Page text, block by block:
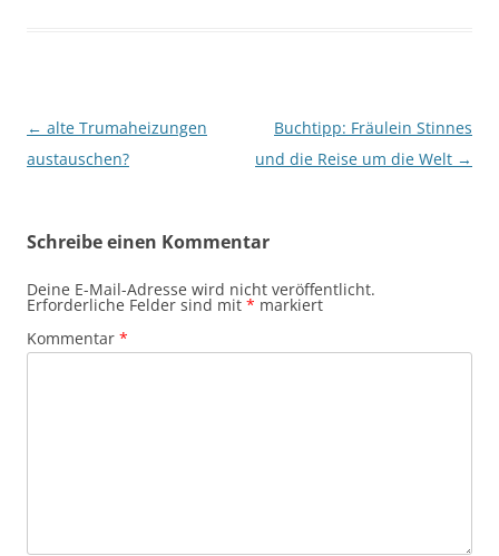
Beitragsnavigation
← alte Trumaheizungen
austauschen?
Buchtipp: Fräulein Stinnes
und die Reise um die Welt →
Schreibe einen Kommentar
Deine E-Mail-Adresse wird nicht veröffentlicht.
Erforderliche Felder sind mit * markiert
Kommentar *